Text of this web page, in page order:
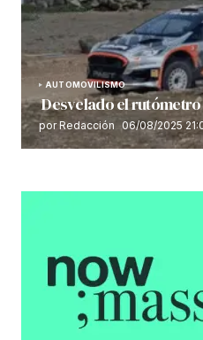
AUTOMOVILISMO
Desvelado el rutómetro
por Redacción 06/08/2025